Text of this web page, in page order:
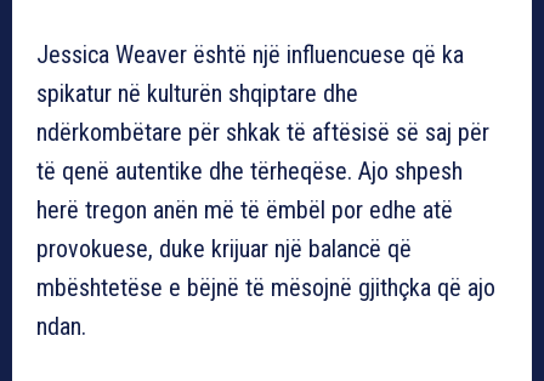
Jessica Weaver është një influencuese që ka
spikatur në kulturën shqiptare dhe
ndërkombëtare për shkak të aftësisë së saj për
të qenë autentike dhe tërheqëse. Ajo shpesh
herë tregon anën më të ëmbël por edhe atë
provokuese, duke krijuar një balancë që
mbështetëse e bëjnë të mësojnë gjithçka që ajo
ndan.